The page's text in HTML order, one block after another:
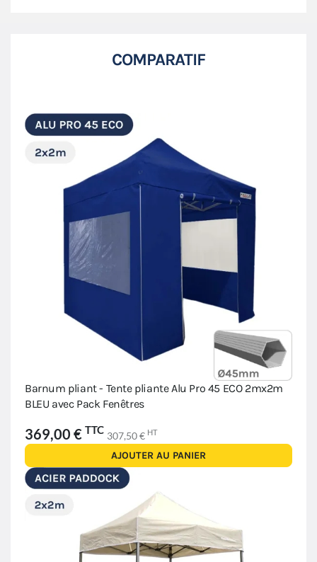
COMPARATIF
Barnum pliant - Tente pliante Alu Pro 45 ECO 2mx2m
BLEU avec Pack Fenêtres
369,00 € TTC 307,50 € HT
AJOUTER AU PANIER